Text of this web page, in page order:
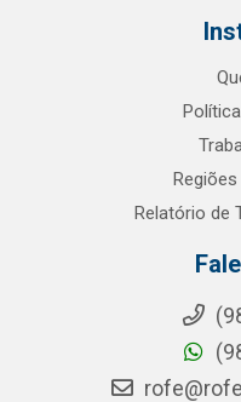
Relatório de